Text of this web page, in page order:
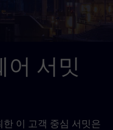
어 서밋
이 고객 중심 서밋은